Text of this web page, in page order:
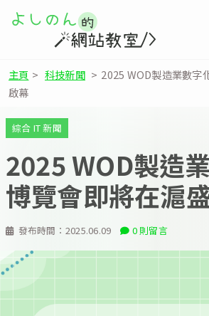
主頁 > 科技新聞 > 2025 WOD製造業數字
啟幕
發布時間： 2025.06.09 0 則留言
綜合 IT 新聞
2025 WOD製造
博覽會即將在滬